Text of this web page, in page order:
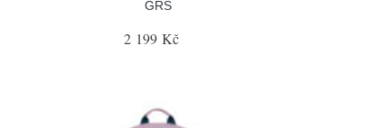
GRS
2 199 Kč